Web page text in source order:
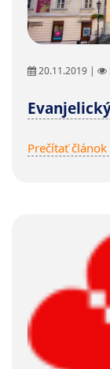
20.11.2019 |
Prečítať článok